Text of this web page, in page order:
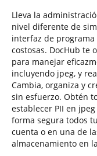
Lleva la
nivel diferente de
interfaz de
costosas. DocHub te
para manejar
incluyendo jpeg, y
Cambia, organiza y
sin esfuerzo. Obtén
establecer PII en
forma segura todos
cuenta o en una de
almacenamiento en